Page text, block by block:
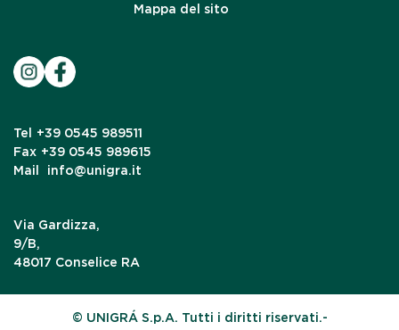
Mappa del sito
Tel
+39 0545 989511
Fax +39 0545 989615
Mail
info@unigra.it
Via Gardizza,
9/B,
48017 Conselice RA
© UNIGRÁ S.p.A. Tutti i diritti riservati.-